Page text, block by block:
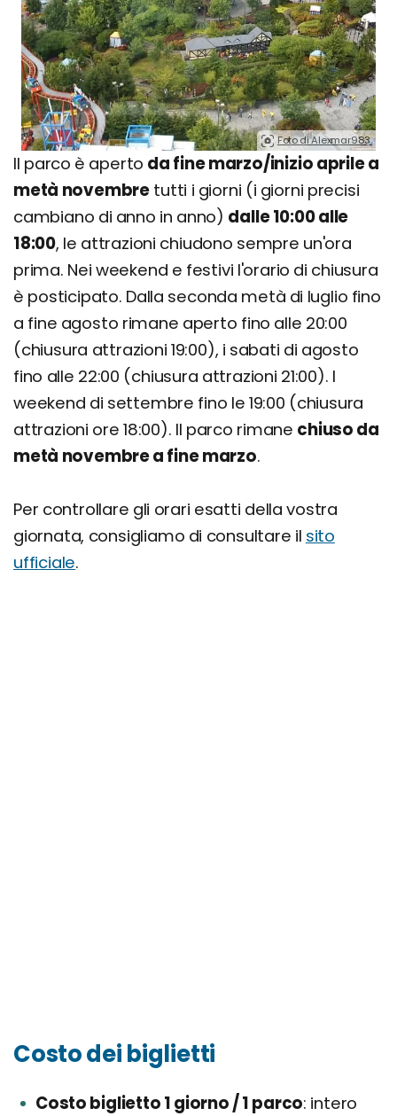
Foto di Alexmar983.
Il parco è aperto da fine marzo/inizio aprile a
metà novembretutti i giorni (i giorni precisi
cambiano di anno in anno) dalle 10:00 alle
18:00, le attrazioni chiudono sempre un'ora
prima. Nei weekend e festivi l'orario di chiusura
è posticipato. Dalla seconda metà di luglio fino
a fine agosto rimane aperto fino alle 20:00
(chiusura attrazioni 19:00), i sabati di agosto
fino alle 22:00 (chiusura attrazioni 21:00). I
weekend di settembre fino le 19:00 (chiusura
attrazioni ore 18:00). Il parco rimane chiuso da
metà novembre a fine marzo.
Per controllare gli orari esatti della vostra
giornata, consigliamo di consultare il sito
ufficiale.
Costo dei biglietti
Costo biglietto 1 giorno / 1 parco intero